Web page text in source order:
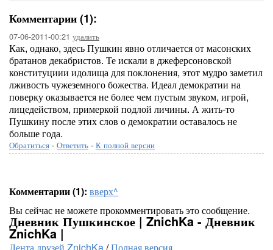
Комментарии (1):
07-06-2011-00:21 удалить
Как, однако, здесь Пушкин явно отличается от масонских
братанов декабристов. Те искали в джеферсоновской
конституциии идолища для поклонения, этот мудро заметил
лживость чужеземного божества. Идеал демократии на
поверку оказывается не более чем пустым звуком, игрой,
лицедейством, примеркой подлой личины. А жить-то
Пушкину после этих слов о демократии оставалось не
больше года.
Обратиться - Ответить - К полной версии
Комментарии (1): вверх^
Вы сейчас не можете прокомментировать это сообщение.
Дневник Пушкинское | ZnichKa - Дневник
ZnichKa |